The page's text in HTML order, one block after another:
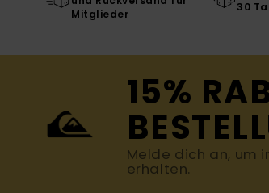
Mitglieder
30
15%
Melde dich an, um
erhalten.